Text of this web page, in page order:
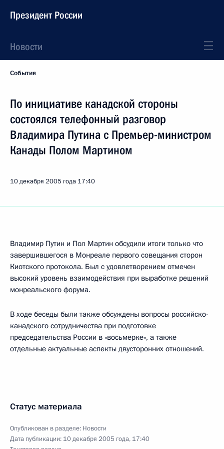
Президент России
Новости
События
По инициативе канадской стороны
состоялся телефонный разговор
Владимира Путина с Премьер-министром
Канады Полом Мартином
10 декабря 2005 года 17:40
Владимир Путин и Пол Мартин обсудили итоги только что
завершившегося в Монреале первого совещания сторон
Киотского протокола. Был с удовлетворением отмечен
высокий уровень взаимодействия при выработке решений
монреальского форума.
В ходе беседы были также обсуждены вопросы российско-
канадского сотрудничества при подготовке
председательства России в «восьмерке», а также
отдельные актуальные аспекты двусторонних отношений.
Статус материала
Опубликован в разделе: Новости
Дата публикации: 10 декабря 2005 года, 17:40